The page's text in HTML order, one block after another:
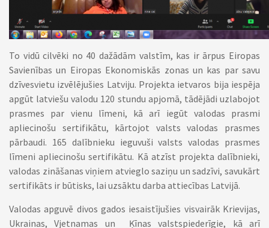
To vidū cilvēki no 40 dažādām valstīm, kas ir ārpus Eiropas
Savienības un Eiropas Ekonomiskās zonas un kas par savu
dzīvesvietu izvēlējušies Latviju. Projekta ietvaros bija iespēja
apgūt latviešu valodu 120 stundu apjomā, tādējādi uzlabojot
prasmes par vienu līmeni, kā arī iegūt valodas prasmi
apliecinošu sertifikātu, kārtojot valsts valodas prasmes
pārbaudi. 165 dalībnieku ieguvuši valsts valodas prasmes
līmeni apliecinošu sertifikātu. Kā atzīst projekta dalībnieki,
valodas zināšanas viņiem atvieglo saziņu un sadzīvi, savukārt
sertifikāts ir būtisks, lai uzsāktu darba attiecības Latvijā.
Valodas apguvē divos gados iesaistījušies visvairāk Krievijas,
Ukrainas, Vjetnamas un Ķīnas valstspiederīgie, kā arī